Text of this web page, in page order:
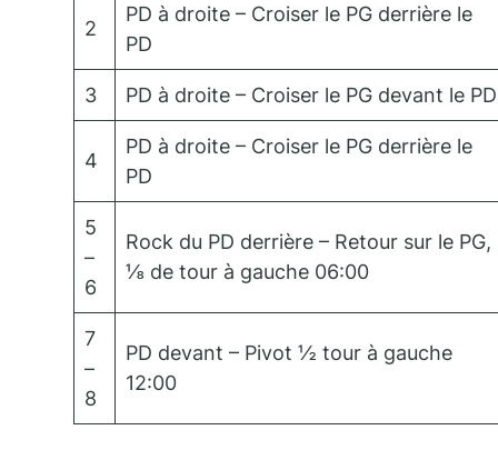
2
PD à droite – Croiser le PG derrière le
PD
3 PD à droite – Croiser le PG devant le PD
4
PD à droite – Croiser le PG derrière le
PD
5
–
6
Rock du PD derrière – Retour sur le PG,
⅛ de tour à gauche 06:00
7
–
8
PD devant – Pivot ½ tour à gauche
12:00